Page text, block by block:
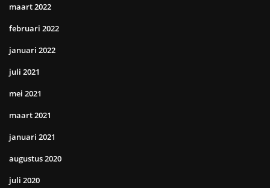
maart 2022
februari 2022
januari 2022
juli 2021
mei 2021
maart 2021
januari 2021
augustus 2020
juli 2020